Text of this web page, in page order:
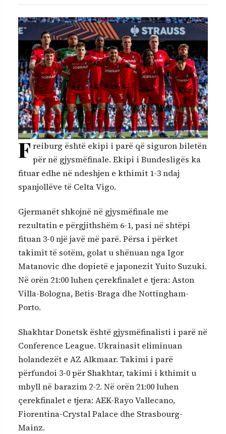
Freiburg është ekipi i parë që siguron biletën
për në gjysmëfinale. Ekipi i Bundesligës ka
fituar edhe në ndeshjen e kthimit 1-3 ndaj
spanjollëve të Celta Vigo.
Gjermanët shkojnë në gjysmëfinale me
rezultatin e përgjithshëm 6-1, pasi në shtëpi
fituan 3-0 një javë më parë. Përsa i përket
takimit të sotëm, golat u shënuan nga Igor
Matanovic dhe dopietë e japonezit Yuito Suzuki.
Në orën 21:00 luhen çerekfinalet e tjera: Aston
Villa-Bologna, Betis-Braga dhe Nottingham-
Porto.
Shakhtar Donetsk është gjysmëfinalisti i parë në
Conference League. Ukrainasit eliminuan
holandezët e AZ Alkmaar. Takimi i parë
përfundoi 3-0 për Shakhtar, takimi i kthimit u
mbyll në barazim 2-2. Në orën 21:00 luhen
çerekfinalet e tjera: AEK-Rayo Vallecano,
Fiorentina-Crystal Palace dhe Strasbourg-
Mainz.